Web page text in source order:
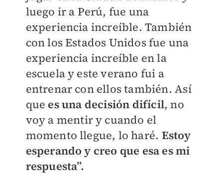
luego ir a Perú, fue una
experiencia increíble. También
con los Estados Unidos fue una
experiencia increíble en la
escuela y este verano fui a
entrenar con ellos también. Así
que es una decisión difícil, no
voy a mentir y cuando el
momento llegue, lo haré. Estoy
esperando y creo que esa es mi
respuesta”.